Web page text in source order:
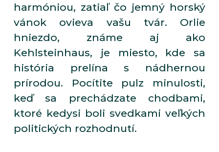
harmóniou, zatiaľ čo jemný horský
vánok ovieva vašu tvár. Orlie
hniezdo, známe aj ako
Kehlsteinhaus, je miesto, kde sa
história prelína s nádhernou
prírodou. Pocítite pulz minulosti,
keď sa prechádzate chodbami,
ktoré kedysi boli svedkami veľkých
politických rozhodnutí.